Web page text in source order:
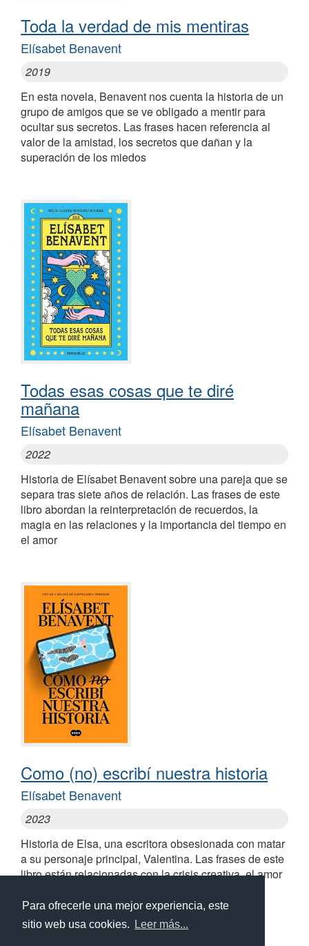
Para ofrecerle una mejor experiencia, este
sitio web usa cookies.
Leer más...
Toda la verdad de mis mentiras
Elísabet Benavent
2019
En esta novela, Benavent nos cuenta la historia de un
grupo de amigos que se ve obligado a mentir para
ocultar sus secretos. Las frases hacen referencia al
valor de la amistad, los secretos que dañan y la
superación de los miedos
Todas esas cosas que te diré
mañana
Elísabet Benavent
2022
Historia de Elísabet Benavent sobre una pareja que se
separa tras siete años de relación. Las frases de este
libro abordan la reinterpretación de recuerdos, la
magia en las relaciones y la importancia del tiempo en
el amor
Como (no) escribí nuestra historia
Elísabet Benavent
2023
Historia de Elsa, una escritora obsesionada con matar
a su personaje principal, Valentina. Las frases de este
libro están relacionadas con la crisis creativa, el amor
propia aceptación